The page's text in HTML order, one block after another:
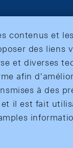
contenus et
des liens
et diverses
afin
à des
il est fait